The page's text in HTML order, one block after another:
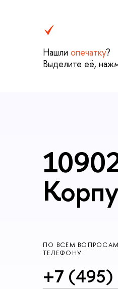
Нашли опечатку?
Выделите её,
ПО ВСЕМ
ТЕЛЕФОНУ
+7 (495)